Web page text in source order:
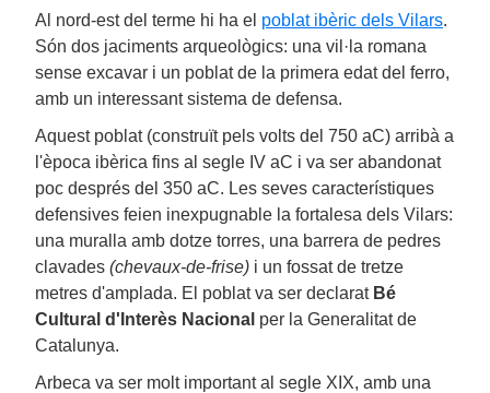
Al nord-est del terme hi ha el poblat ibèric dels Vilars.
Són dos jaciments arqueològics: una vil·la romana
sense excavar i un poblat de la primera edat del ferro,
amb un interessant sistema de defensa.
Aquest poblat (construït pels volts del 750 aC) arribà a
l'època ibèrica fins al segle IV aC i va ser abandonat
poc després del 350 aC. Les seves característiques
defensives feien inexpugnable la fortalesa dels Vilars:
una muralla amb dotze torres, una barrera de pedres
clavades (chevaux-de-frise) i un fossat de tretze
metres d'amplada. El poblat va ser declarat Bé
Cultural d'Interès Nacional per la Generalitat de
Catalunya.
Arbeca va ser molt important al segle XIX, amb una